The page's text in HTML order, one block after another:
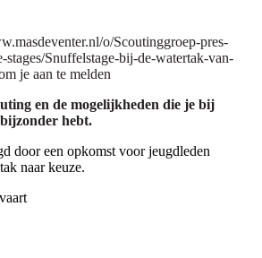
o/Scoutinggroep-pres-
stages/Snuffelstage-bij-de-watertak-van-
je aan te melden
en de mogelijkheden die je bij
hebt.
door een opkomst voor jeugdleden
naar keuze.